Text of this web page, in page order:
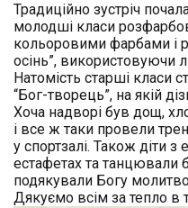
Традиційно зустріч
молодші класи
кольоровими фарбами і
осінь”, використовуючи
Натомість старші класи
“Бог-творець”, на якій
Хоча надворі був дощ,
і все ж таки провели
у спортзалі. Також діти з
естафетах та танцювали
подякували Богу
Дякуємо всім за тепло в